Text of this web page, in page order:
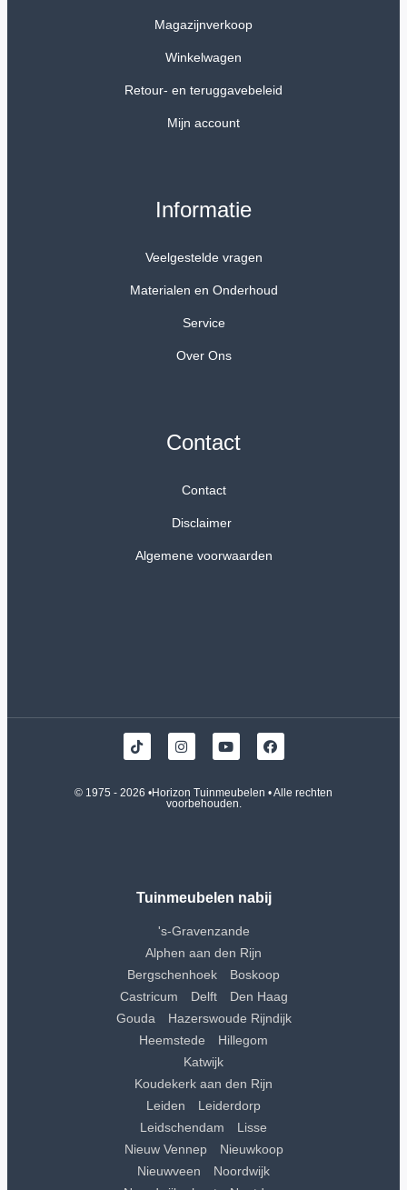
Magazijnverkoop
Winkelwagen
Retour- en teruggavebeleid
Mijn account
Informatie
Veelgestelde vragen
Materialen en Onderhoud
Service
Over Ons
Contact
Contact
Disclaimer
Algemene voorwaarden
© 1975 - 2026 •Horizon Tuinmeubelen • Alle rechten
voorbehouden.
Tuinmeubelen nabij
's-Gravenzande
Alphen aan den Rijn
Bergschenhoek
Boskoop
Castricum
Delft
Den Haag
Gouda
Hazerswoude Rijndijk
Heemstede
Hillegom
Katwijk
Koudekerk aan den Rijn
Leiden
Leiderdorp
Leidschendam
Lisse
Nieuw Vennep
Nieuwkoop
Nieuwveen
Noordwijk